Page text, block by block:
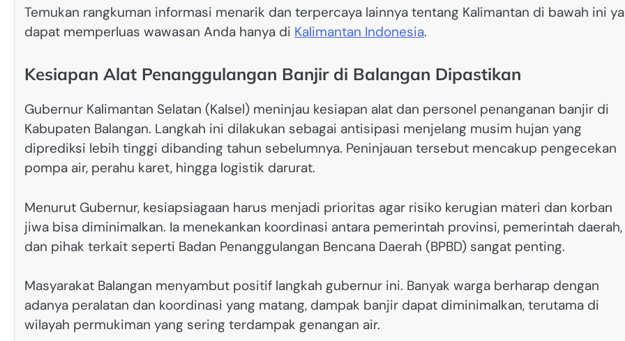
Temukan rangkuman informasi menarik dan terpercaya lainnya tentang Kalimantan di bawah ini
dapat memperluas wawasan Anda hanya di Kalimantan Indonesia.
Kesiapan Alat Penanggulangan Banjir di Balangan Dipastikan
Gubernur Kalimantan Selatan (Kalsel) meninjau kesiapan alat dan personel penanganan banjir di
Kabupaten Balangan. Langkah ini dilakukan sebagai antisipasi menjelang musim hujan yang
diprediksi lebih tinggi dibanding tahun sebelumnya. Peninjauan tersebut mencakup pengecekan
pompa air, perahu karet, hingga logistik darurat.
Menurut Gubernur, kesiapsiagaan harus menjadi prioritas agar risiko kerugian materi dan korban
jiwa bisa diminimalkan. Ia menekankan koordinasi antara pemerintah provinsi, pemerintah daerah,
dan pihak terkait seperti Badan Penanggulangan Bencana Daerah (BPBD) sangat penting.
Masyarakat Balangan menyambut positif langkah gubernur ini. Banyak warga berharap dengan
adanya peralatan dan koordinasi yang matang, dampak banjir dapat diminimalkan, terutama di
wilayah permukiman yang sering terdampak genangan air.